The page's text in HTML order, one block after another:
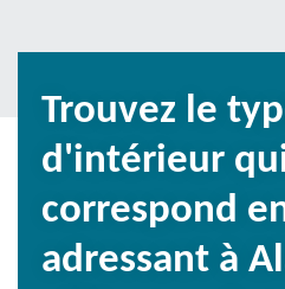
Trouvez le
d'intérieur
correspond
adressant à